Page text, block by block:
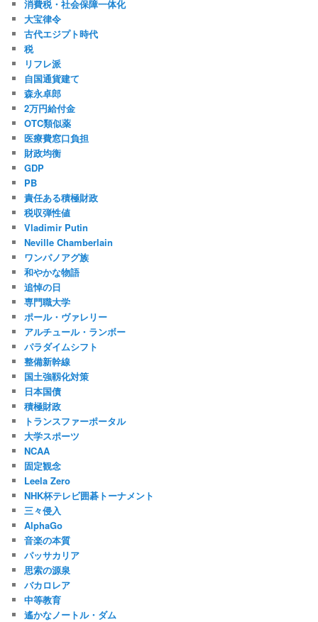
消費税・社会保障一体化
大宝律令
古代エジプト時代
税
リフレ派
自国通貨建て
森永卓郎
2万円給付金
OTC類似薬
医療費窓口負担
財政均衡
GDP
PB
責任ある積極財政
税収弾性値
Vladimir Putin
Neville Chamberlain
ワンパノアグ族
和やかな物語
追悼の日
専門職大学
ポール・ヴァレリー
アルチュール・ランボー
パラダイムシフト
整備新幹線
国土強靱化対策
日本国債
積極財政
トランスファーポータル
大学スポーツ
NCAA
固定観念
Leela Zero
NHK杯テレビ囲碁トーナメント
三々侵入
AlphaGo
音楽の本質
パッサカリア
思索の源泉
バカロレア
中等教育
遙かなノートル・ダム